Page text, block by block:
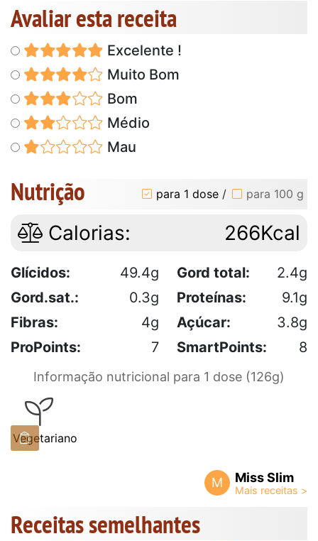
Avaliar esta receita
Excelente !
Muito Bom
Bom
Médio
Mau
Nutrição para 1 dose / para 100 g
Calorias: 266Kcal
Glícidos: 49.4g Gord total:
2.4g
Gord.sat.:
0.3g Proteínas:
9.1g
Fibras:
4g Açúcar:
3.8g
ProPoints:
7 SmartPoints: 8
Informação nutricional para 1 dose (126g)
Vegetariano
M Miss Slim
Receitas semelhantes